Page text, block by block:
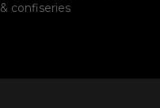
& confiseries